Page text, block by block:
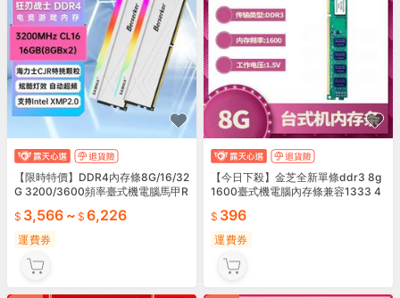
【限時特價】DDR4內存條8G/16/32
G 3200/3600頻率臺式機電腦馬甲R
3,566 ~ 6,226
運費券
【今日下殺】金芝全新單條ddr3 8g
1600臺式機電腦內存條兼容1333 4
396
運費券